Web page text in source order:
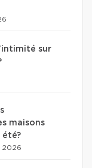
sur
maisons
été?
2026